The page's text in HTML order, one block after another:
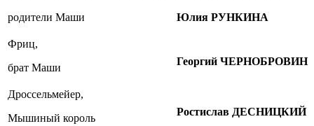
родители Маши
Юлия РУНКИНА
Фриц,
брат Маши
Георгий ЧЕРНОБРОВИН
Дроссельмейер,
Мышиный король
Ростислав ДЕСНИЦКИЙ